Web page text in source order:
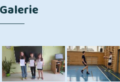
Galerie